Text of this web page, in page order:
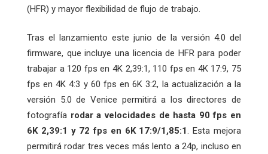
(HFR) y mayor flexibilidad de flujo de trabajo.
Tras el lanzamiento este junio de la versión 4.0 del
firmware, que incluye una licencia de HFR para poder
trabajar a 120 fps en 4K 2,39:1, 110 fps en 4K 17:9, 75
fps en 4K 4:3 y 60 fps en 6K 3:2, la actualización a la
versión 5.0 de Venice permitirá a los directores de
fotografía rodar a velocidades de hasta 90 fps en
6K 2,39:1 y 72 fps en 6K 17:9/1,85:1. Esta mejora
permitirá rodar tres veces más lento a 24p, incluso en